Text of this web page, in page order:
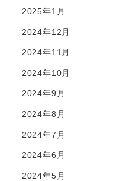
2025年1月
2024年12月
2024年11月
2024年10月
2024年9月
2024年8月
2024年7月
2024年6月
2024年5月